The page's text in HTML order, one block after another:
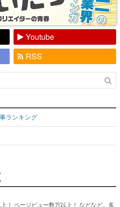
Youtube
RSS
ランキング
！ ページビュー数万以上！ などなど。多